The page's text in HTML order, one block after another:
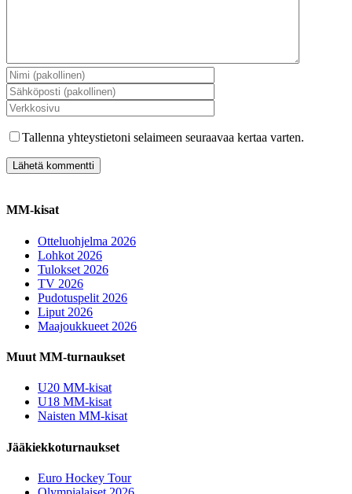
Tallenna yhteystietoni selaimeen seuraavaa kertaa varten.
MM-kisat
Otteluohjelma 2026
Lohkot 2026
Tulokset 2026
TV 2026
Pudotuspelit 2026
Liput 2026
Maajoukkueet 2026
Muut MM-turnaukset
U20 MM-kisat
U18 MM-kisat
Naisten MM-kisat
Jääkiekkoturnaukset
Euro Hockey Tour